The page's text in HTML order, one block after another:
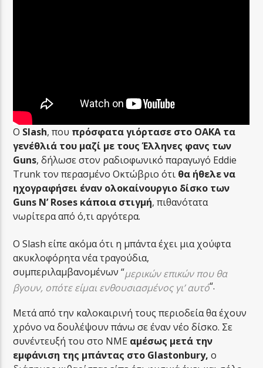
Ο Slash, που πρόσφατα γιόρτασε στο ΟΑΚΑ τα
γενέθλιά του μαζί με τους Έλληνες φανς των
Guns, δήλωσε στον ραδιοφωνικό παραγωγό Eddie
Trunk τον περασμένο Οκτώβριο ότι θα ήθελε να
ηχογραφήσει έναν ολοκαίνουργιο δίσκο των
Guns N’ Roses κάποια στιγμή, πιθανότατα
νωρίτερα από ό,τι αργότερα.
Ο Slash είπε ακόμα ότι η μπάντα έχει μια χούφτα
ακυκλοφόρητα νέα τραγούδια,
συμπεριλαμβανομένων “μερικών επικών που θα
βγουν, οπότε είμαι ενθουσιασμένος γι’ αυτό“.
Μετά από την καλοκαιρινή τους περιοδεία θα έχουν
χρόνο να δουλέψουν πάνω σε έναν νέο δίσκο. Σε
συνέντευξή του στο ΝΜΕ αμέσως μετά την
εμφάνιση της μπάντας στο Glastonbury, ο